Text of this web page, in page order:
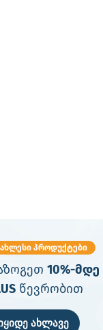
პროდუქტები
10%-მდე
წევრობით
ახლავე